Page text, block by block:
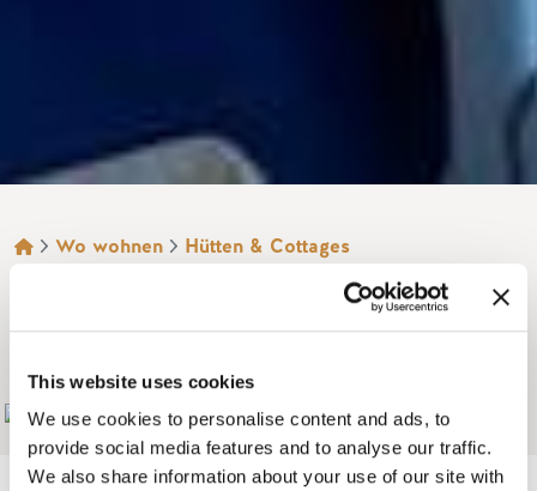
This website uses cookies
We use cookies to personalise content and ads, to
provide social media features and to analyse our traffic.
We also share information about your use of our site with
BROTKRÜMEL
Wo wohnen Hütten & Cottages
ROCKY MOUNTAIN
Add to My Trip